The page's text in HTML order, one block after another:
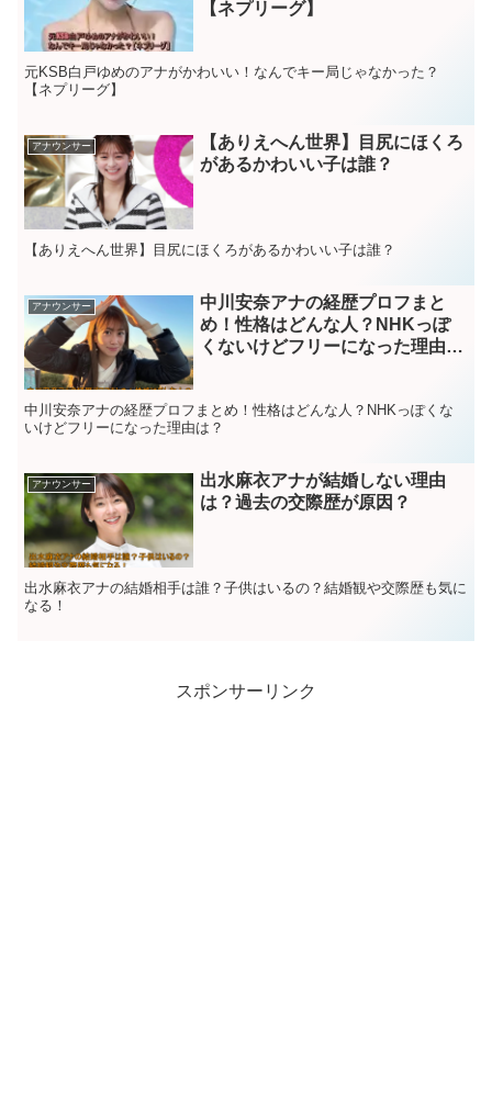
【ネプリーグ】
元KSB白戸ゆめのアナがかわいい！なんでキー局じゃなかった？
【ネプリーグ】
アナウンサー
【ありえへん世界】目尻にほくろ
があるかわいい子は誰？
【ありえへん世界】目尻にほくろがあるかわいい子は誰？
アナウンサー
中川安奈アナの経歴プロフまと
め！性格はどんな人？NHKっぽ
くないけどフリーになった理由
中川安奈アナの経歴プロフまとめ！性格はどんな人？NHKっぽくな
いけどフリーになった理由は？
アナウンサー
出水麻衣アナが結婚しない理由
は？過去の交際歴が原因？
出水麻衣アナの結婚相手は誰？子供はいるの？結婚観や交際歴も気に
なる！
スポンサーリンク